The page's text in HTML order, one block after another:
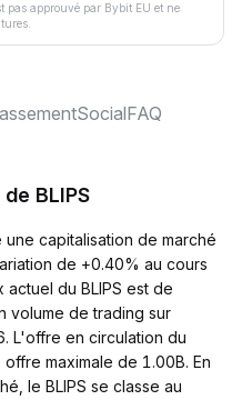
approuvé par Bybit EU et ne
SocialFAQ
BLIPS
capitalisation de marché
de +0.40% au cours
du BLIPS est de
volume de trading sur
L'offre en circulation du
maximale de 1.00B. En
le BLIPS se classe au